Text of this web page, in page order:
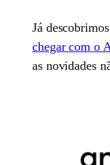
Já descobrimos
chegar com o
as novidades